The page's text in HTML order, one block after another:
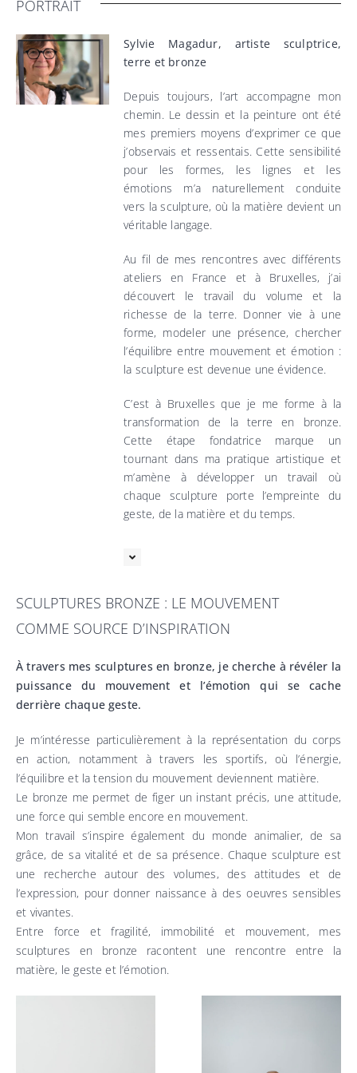
contact
PORTRAIT
Sylvie Magadur, artiste sculptrice,
terre et bronze
Depuis toujours, l’art accompagne mon
chemin. Le dessin et la peinture ont été
mes premiers moyens d’exprimer ce que
j’observais et ressentais. Cette sensibilité
pour les formes, les lignes et les
émotions m’a naturellement conduite
vers la sculpture, où la matière devient un
véritable langage.
Au fil de mes rencontres avec différents
ateliers en France et à Bruxelles, j’ai
découvert le travail du volume et la
richesse de la terre. Donner vie à une
forme, modeler une présence, chercher
l’équilibre entre mouvement et émotion :
la sculpture est devenue une évidence.
C’est à Bruxelles que je me forme à la
transformation de la terre en bronze.
Cette étape fondatrice marque un
tournant dans ma pratique artistique et
m’amène à développer un travail où
chaque sculpture porte l’empreinte du
geste, de la matière et du temps.
SCULPTURES BRONZE : LE MOUVEMENT
COMME SOURCE D’INSPIRATION
À travers mes sculptures en bronze, je cherche à révéler la
puissance du mouvement et l’émotion qui se cache
derrière chaque geste.
Je m’intéresse particulièrement à la représentation du corps
en action, notamment à travers les sportifs, où l’énergie,
l’équilibre et la tension du mouvement deviennent matière.
Le bronze me permet de figer un instant précis, une attitude,
une force qui semble encore en mouvement.
Mon travail s’inspire également du monde animalier, de sa
grâce, de sa vitalité et de sa présence. Chaque sculpture est
une recherche autour des volumes, des attitudes et de
l’expression, pour donner naissance à des oeuvres sensibles
et vivantes.
Entre force et fragilité, immobilité et mouvement, mes
sculptures en bronze racontent une rencontre entre la
matière, le geste et l’émotion.